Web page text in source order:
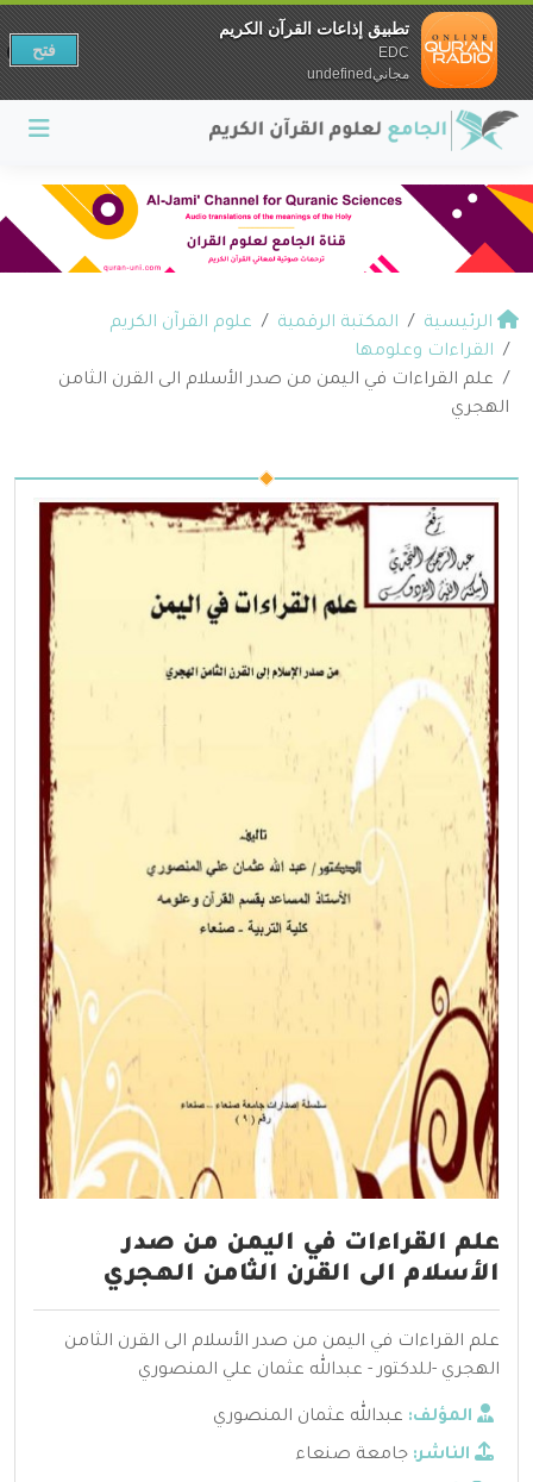
الرئيسية المكتبة الرقمية
علوم القرآن الكريم
القراءات وعلومها
علم القراءات في اليمن من صدر الأسلام الى القرن الثامن
الهجري
علم القراءات في اليمن من صدر
الأسلام الى القرن الثامن الهجري
علم القراءات في اليمن من صدر الأسلام الى القرن الثامن
الهجري -للدكتور - عبدالله عثمان علي المنصوري
المؤلف: عبدالله عثمان المنصوري
الناشر: جامعة صنعاء
تطبيق إذاعات القرآن الكريم
EDC
مجانيundefined
فتح